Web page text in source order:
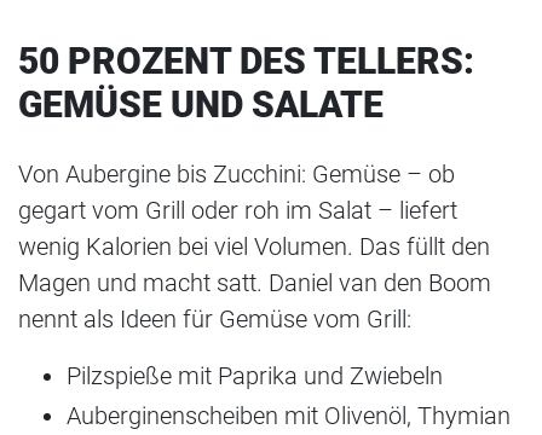
50 PROZENT DES TELLERS:
GEMÜSE UND SALATE
Von Aubergine bis Zucchini: Gemüse – ob
gegart vom Grill oder roh im Salat – liefert
wenig Kalorien bei viel Volumen. Das füllt den
Magen und macht satt. Daniel van den Boom
nennt als Ideen für Gemüse vom Grill:
Pilzspieße mit Paprika und Zwiebeln
Auberginenscheiben mit Olivenöl, Thymian